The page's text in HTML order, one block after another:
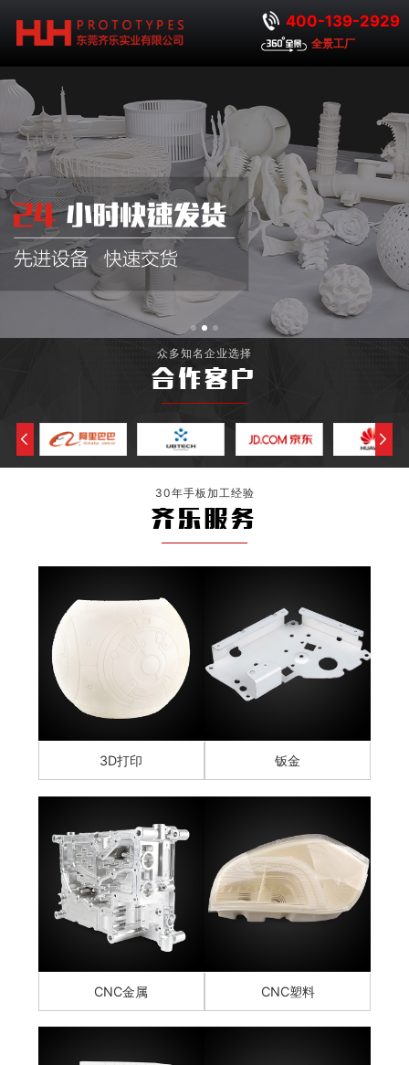
400-139-2929
全景工厂
众多知名企业选择
合作客户
30年手板加工经验
齐乐服务
3D打印 钣金
CNC金属 CNC塑料